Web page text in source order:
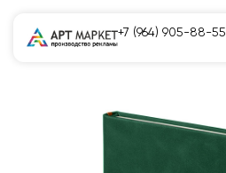
+7 (964) 905-88-55